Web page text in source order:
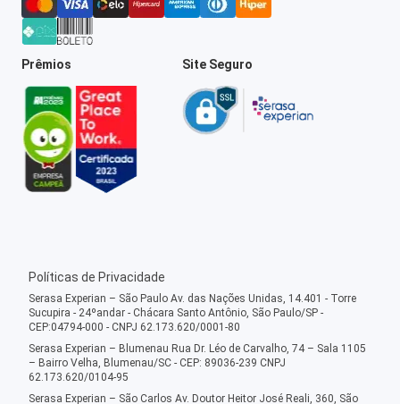
Prêmios Site Seguro
Políticas de Privacidade
Serasa Experian – São Paulo Av. das Nações Unidas, 14.401 - Torre
Sucupira - 24ºandar - Chácara Santo Antônio, São Paulo/SP -
CEP:04794-000 - CNPJ 62.173.620/0001-80
Serasa Experian – Blumenau Rua Dr. Léo de Carvalho, 74 – Sala 1105
– Bairro Velha, Blumenau/SC - CEP: 89036-239 CNPJ
62.173.620/0104-95
Serasa Experian – São Carlos Av. Doutor Heitor José Reali, 360, São